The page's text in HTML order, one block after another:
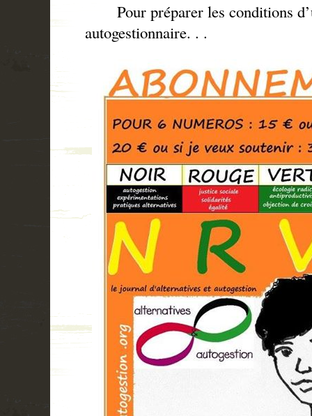
Pour préparer les conditions
autogestionnaire. . .